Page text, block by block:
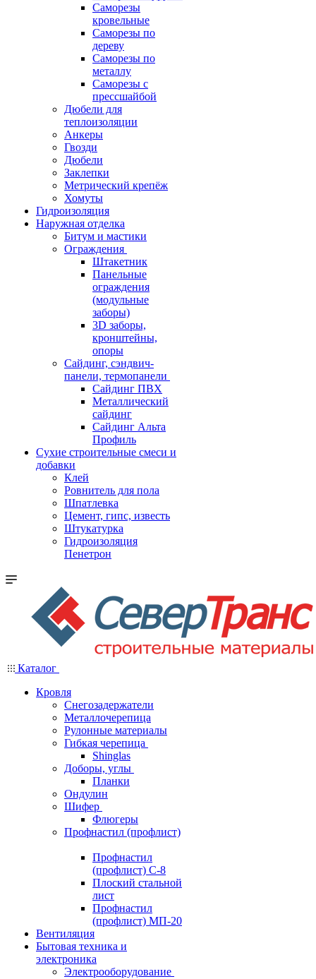
Саморезы
кровельные
Саморезы по
дереву
Саморезы по
металлу
Саморезы с
прессшайбой
Дюбели для
теплоизоляции
Анкеры
Гвозди
Дюбели
Заклепки
Метрический крепёж
Хомуты
Гидроизоляция
Наружная отделка
Битум и мастики
Ограждения
Штакетник
Панельные
ограждения
(модульные
заборы)
3D заборы,
кронштейны,
опоры
Cайдинг, сэндвич-
панели, термопанели
Сайдинг ПВХ
Металлический
сайдинг
Сайдинг Альта
Профиль
Сухие строительные смеси и
добавки
Клей
Ровнитель для пола
Шпатлевка
Цемент, гипс, известь
Штукатурка
Гидроизоляция
Пенетрон
Каталог
Кровля
Снегозадержатели
Металлочерепица
Рулонные материалы
Гибкая черепица
Shinglas
Доборы, углы
Планки
Ондулин
Шифер
Флюгеры
Профнастил (профлист)
Профнастил
(профлист) С-8
Плоский стальной
лист
Профнастил
(профлист) МП-20
Вентиляция
Бытовая техника и
электроника
Электрооборудование